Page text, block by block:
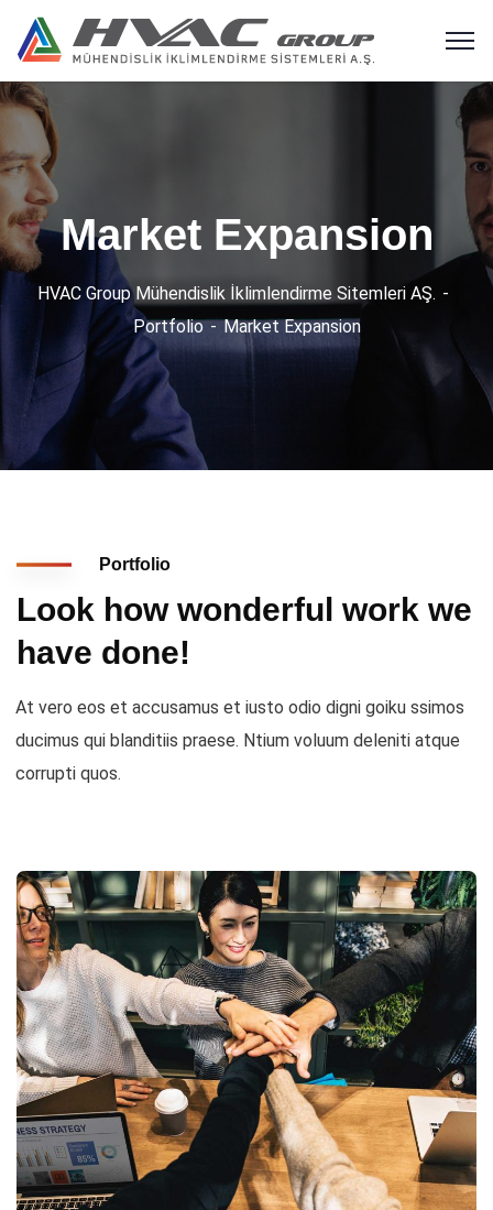
Market Expansion
HVAC Group Mühendislik İklimlendirme Sitemleri AŞ.
Portfolio
Market Expansion
Portfolio
Look how wonderful work we
have done!
At vero eos et accusamus et iusto odio digni goiku ssimos
ducimus qui blanditiis praese. Ntium voluum deleniti atque
corrupti quos.